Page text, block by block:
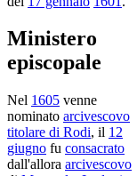
Ministero
episcopale
Nel 1605 venne
nominato arcivescovo
titolare di Rodi, il 12
giugno fu consacrato
dall'allora arcivescovo